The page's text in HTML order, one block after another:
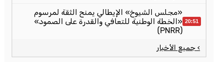
20:51
«مجلس الشيوخ» الإيطالي يمنح الثقة لمرسوم
«الخطة الوطنية للتعافي والقدرة على الصمود»
(PNRR)
› جميع الأخبار